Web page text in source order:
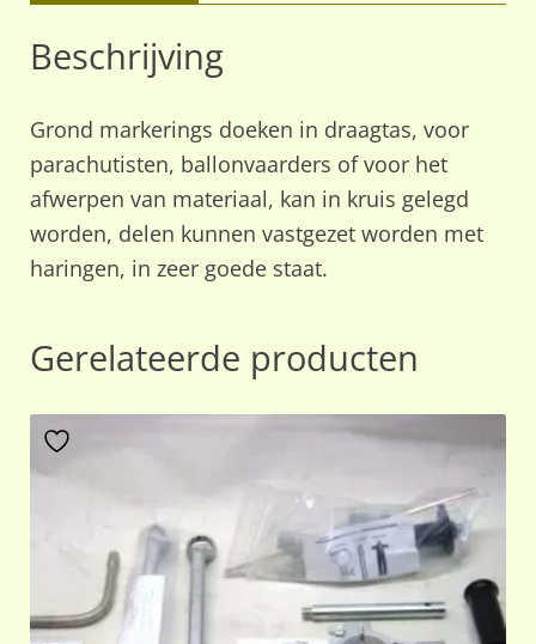
Beschrijving
Grond markerings doeken in draagtas, voor
parachutisten, ballonvaarders of voor het
afwerpen van materiaal, kan in kruis gelegd
worden, delen kunnen vastgezet worden met
haringen, in zeer goede staat.
Gerelateerde producten